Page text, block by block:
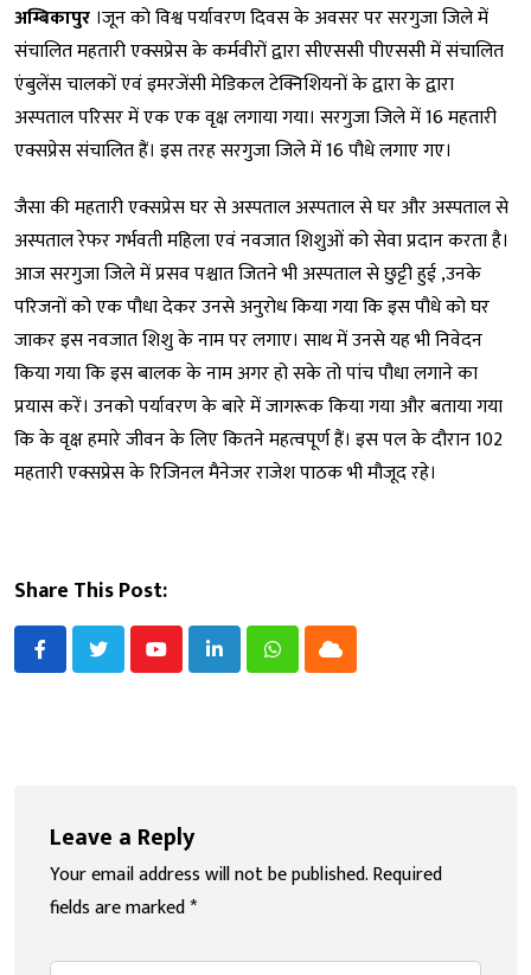
अम्बिकापुर ।जून को विश्व पर्यावरण दिवस के अवसर पर सरगुजा जिले में
संचालित महतारी एक्सप्रेस के कर्मवीरों द्वारा सीएससी पीएससी में संचालित
एंबुलेंस चालकों एवं इमरजेंसी मेडिकल टेक्निशियनों के द्वारा के द्वारा
अस्पताल परिसर में एक एक वृक्ष लगाया गया। सरगुजा जिले में 16 महतारी
एक्सप्रेस संचालित हैं। इस तरह सरगुजा जिले में 16 पौधे लगाए गए।
जैसा की महतारी एक्सप्रेस घर से अस्पताल अस्पताल से घर और अस्पताल से
अस्पताल रेफर गर्भवती महिला एवं नवजात शिशुओं को सेवा प्रदान करता है।
आज सरगुजा जिले में प्रसव पश्चात जितने भी अस्पताल से छुट्टी हुई ,उनके
परिजनों को एक पौधा देकर उनसे अनुरोध किया गया कि इस पौधे को घर
जाकर इस नवजात शिशु के नाम पर लगाए। साथ में उनसे यह भी निवेदन
किया गया कि इस बालक के नाम अगर हो सके तो पांच पौधा लगाने का
प्रयास करें। उनको पर्यावरण के बारे में जागरूक किया गया और बताया गया
कि के वृक्ष हमारे जीवन के लिए कितने महत्वपूर्ण हैं। इस पल के दौरान 102
महतारी एक्सप्रेस के रिजिनल मैनेजर राजेश पाठक भी मौजूद रहे।
Share This Post:
YoutubeLinkedInWhatsappCloud
Leave a Reply
Your email address will not be published.Required
fields are marked*